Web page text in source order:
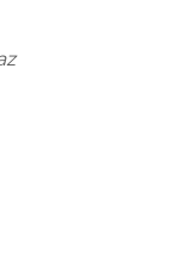
Baji Miklós